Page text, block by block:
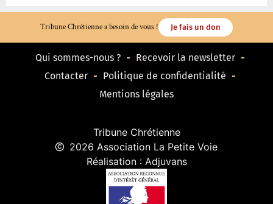
Tribune Chrétienne a besoin de vous ! Je fais un don
Qui sommes-nous ?
Recevoir la newsletter
Contacter
Politique de confidentialité
Mentions légales
Tribune Chrétienne
2026 Association La Petite Voie
Réalisation : Adjuvans